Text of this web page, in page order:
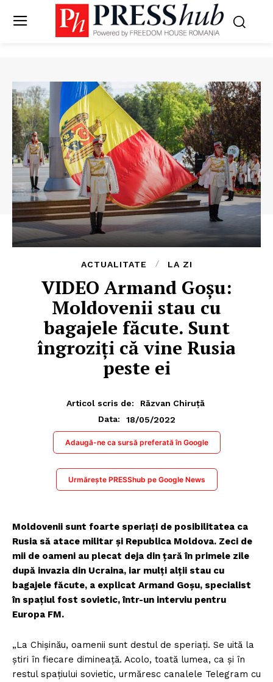
ACTUALITATE LA ZI
VIDEO Armand Goșu:
Moldovenii stau cu
bagajele făcute. Sunt
îngroziți că vine Rusia
peste ei
Articol scris de:
Răzvan Chiruță
Data:
18/05/2022
Adaugă-ne ca sursă preferată în Google
Urmărește PRESShub pe Google News
Moldovenii sunt foarte speriați de posibilitatea ca
Rusia să atace militar și Republica Moldova. Zeci de
mii de oameni au plecat deja din țară în primele zile
după invazia din Ucraina, iar mulți alții stau cu
bagajele făcute, a explicat Armand Goșu, specialist
în spațiul fost sovietic, într-un interviu pentru
Europa FM.
„La Chișinău, oamenii sunt destul de speriați. Se uită la
știri în fiecare dimineață. Acolo, toată lumea, ca și în
restul spațiului sovietic, urmăresc canalele Telegram cu